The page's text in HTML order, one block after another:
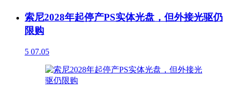
索尼2028年起停产PS实体光盘，但外接光驱仍
限购
5 07.05